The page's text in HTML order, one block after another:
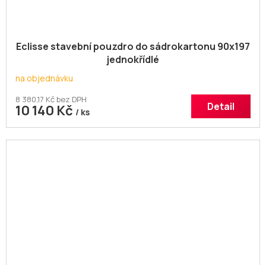
Eclisse stavební pouzdro do sádrokartonu 90x197
jednokřídlé
na objednávku
8 380,17 Kč bez DPH
10 140 Kč / ks Detail